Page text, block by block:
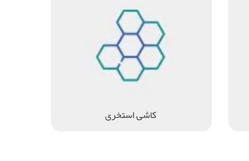
کاشی استخری